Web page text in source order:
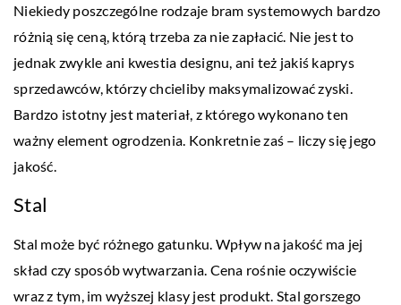
Niekiedy poszczególne rodzaje bram systemowych bardzo
różnią się ceną, którą trzeba za nie zapłacić. Nie jest to
jednak zwykle ani kwestia designu, ani też jakiś kaprys
sprzedawców, którzy chcieliby maksymalizować zyski.
Bardzo istotny jest materiał, z którego wykonano ten
ważny element ogrodzenia. Konkretnie zaś – liczy się jego
jakość.
Stal
Stal może być różnego gatunku. Wpływ na jakość ma jej
skład czy sposób wytwarzania. Cena rośnie oczywiście
wraz z tym, im wyższej klasy jest produkt. Stal gorszego